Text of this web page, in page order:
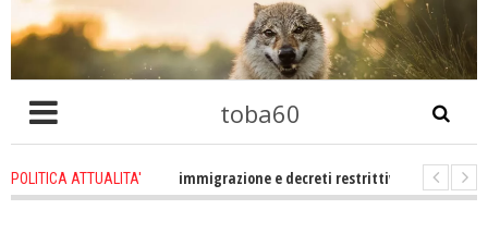
toba60
POLITICA ATTUALITA'
che problema immigrazione e decreti restrittivi della libertà sociale e